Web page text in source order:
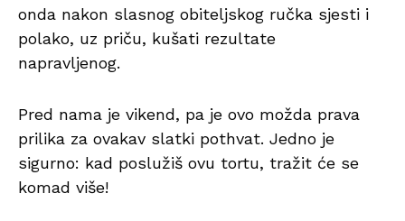
onda nakon slasnog obiteljskog ručka sjesti i
polako, uz priču, kušati rezultate
napravljenog.
Pred nama je vikend, pa je ovo možda prava
prilika za ovakav slatki pothvat. Jedno je
sigurno: kad poslužiš ovu tortu, tražit će se
komad više!